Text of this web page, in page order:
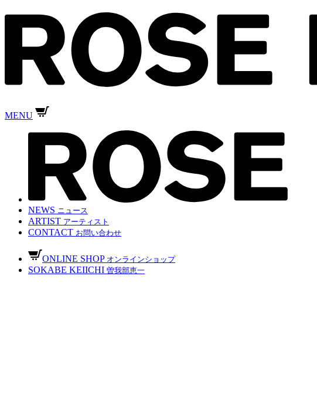
MENU
NEWS ニュース
ARTIST アーティスト
CONTACT お問い合わせ
ONLINE SHOP オンラインショップ
SOKABE KEIICHI 曽我部恵一